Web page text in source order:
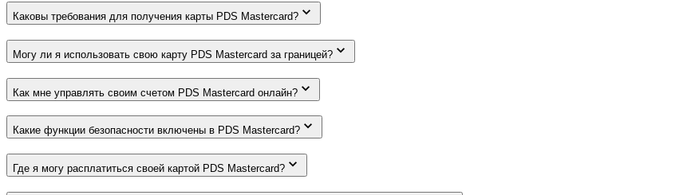
Каковы требования для получения карты PDS Mastercard?
Могу ли я использовать свою карту PDS Mastercard за границей?
Как мне управлять своим счетом PDS Mastercard онлайн?
Какие функции безопасности включены в PDS Mastercard?
Где я могу расплатиться своей картой PDS Mastercard?